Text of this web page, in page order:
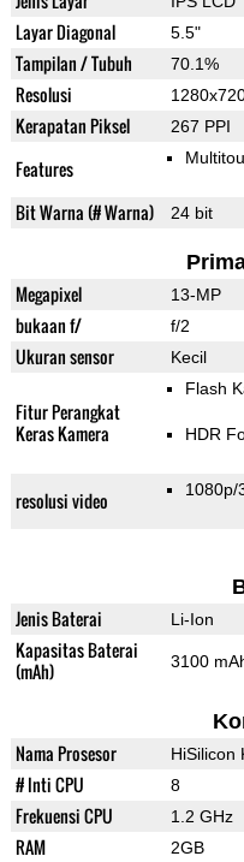
Layar Diagonal 5.5"
Tampilan / Tubuh 70.1%
Resolusi
Kerapatan Piksel 267 PPI
Features
Bit Warna (# Warna) 24 bit
Megapixel 13-MP
bukaan f/ f/2
Ukuran sensor Kecil
Fitur Perangkat
Keras Kamera
Flash
HDR
resolusi video 1080p/
Jenis Baterai Li-Ion
Kapasitas Baterai
(mAh)
3100
Nama Prosesor HiSilicon
# Inti CPU 8
Frekuensi CPU 1.2 GHz
RAM 2GB